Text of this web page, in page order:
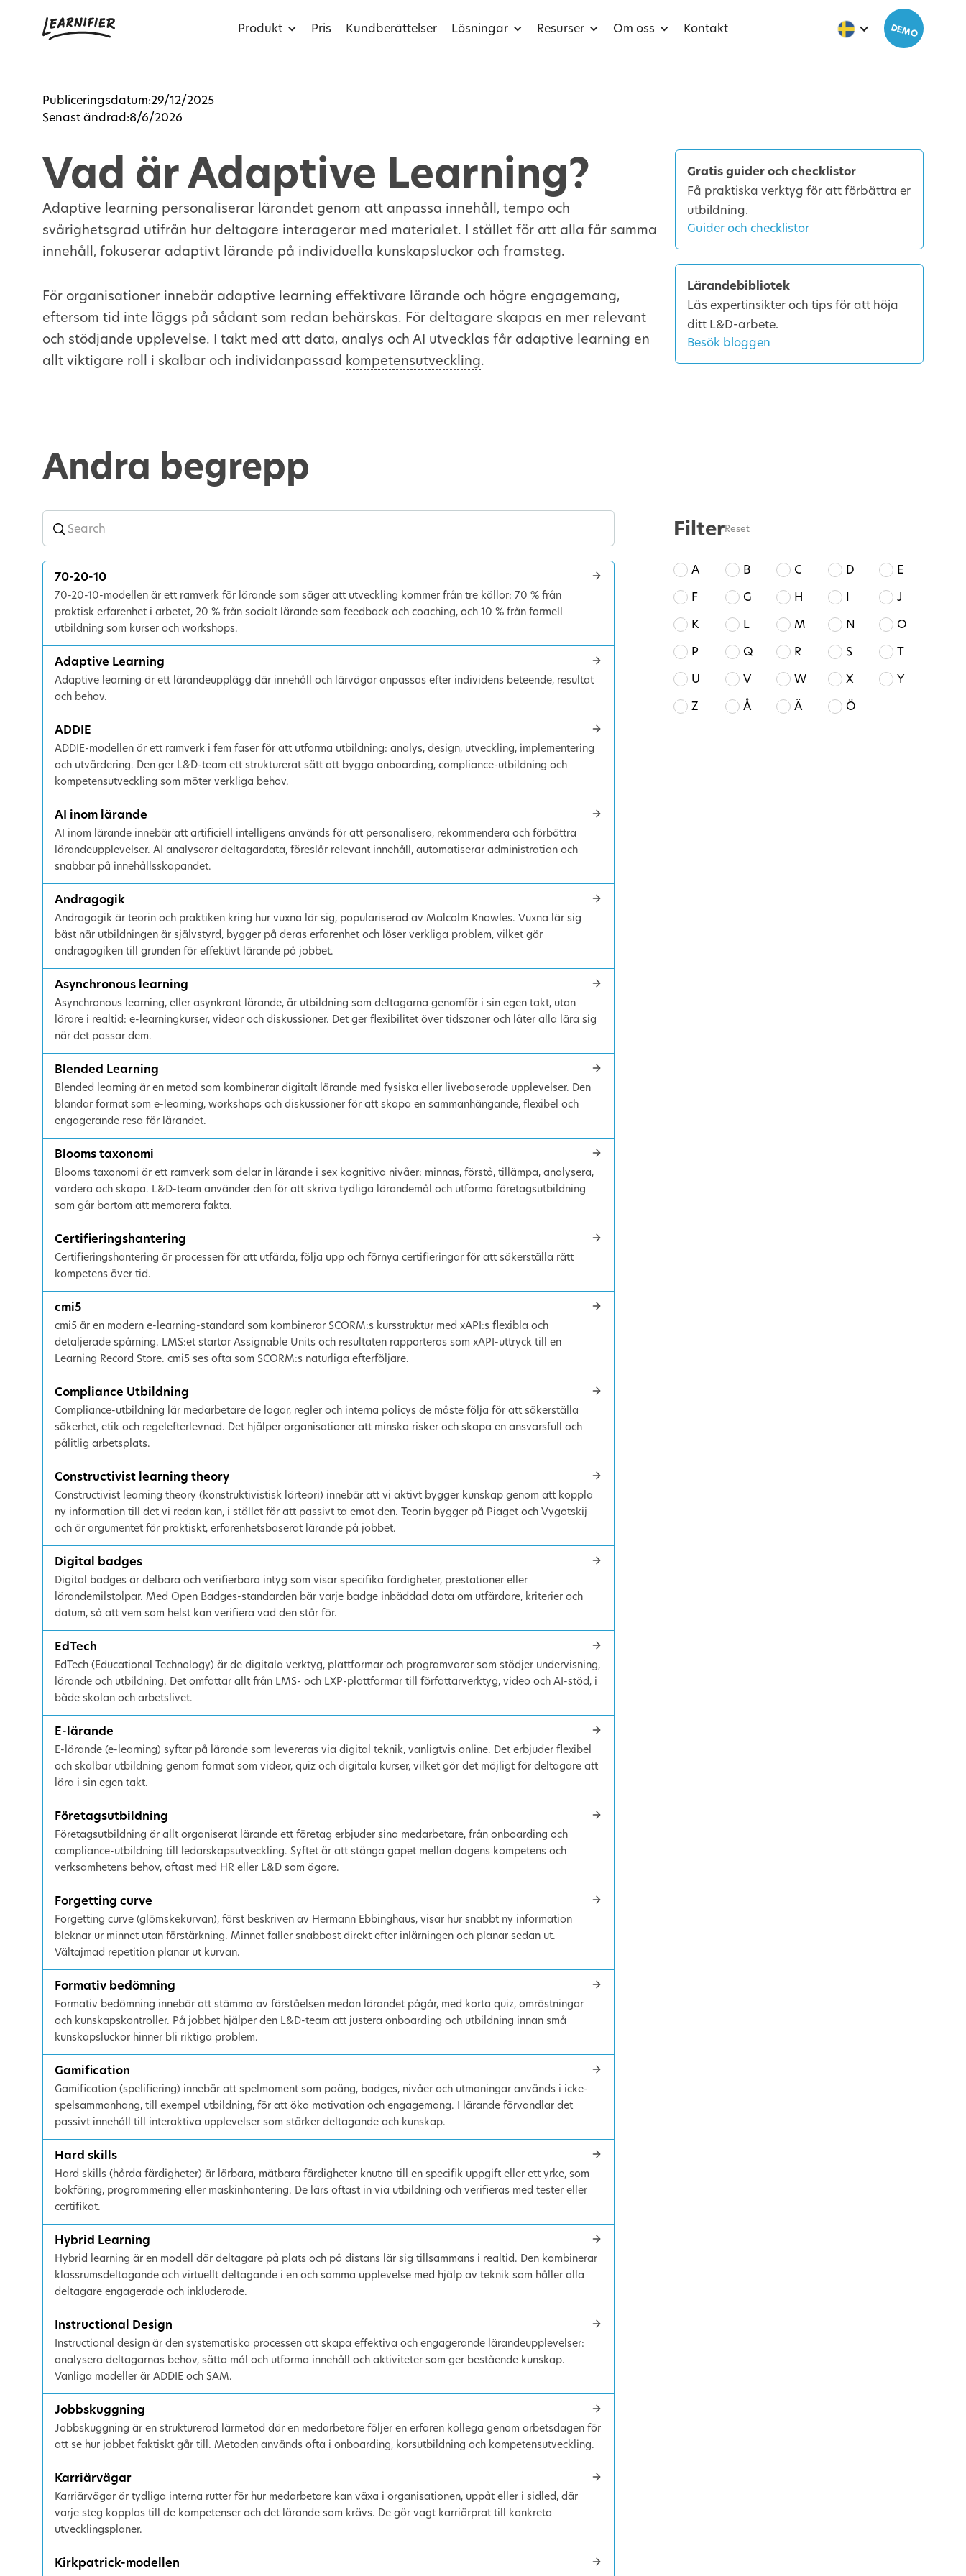
Produkt Pris Kundberättelser Lösningar Resurser Om oss Kontakt DEMO
Publiceringsdatum:29/12/2025
Senast ändrad:8/6/2026
Vad är Adaptive Learning?
Adaptive learning personaliserar lärandet genom att anpassa innehåll, tempo och
svårighetsgrad utifrån hur deltagare interagerar med materialet. I stället för att alla får samma
innehåll, fokuserar adaptivt lärande på individuella kunskapsluckor och framsteg.
För organisationer innebär adaptive learning effektivare lärande och högre engagemang,
eftersom tid inte läggs på sådant som redan behärskas. För deltagare skapas en mer relevant
och stödjande upplevelse. I takt med att data, analys och AI utvecklas får adaptive learning en
allt viktigare roll i skalbar och individanpassad kompetensutveckling.
Gratis guider och checklistor
Få praktiska verktyg för att förbättra er
utbildning.
Guider och checklistor
Lärandebibliotek
Läs expertinsikter och tips för att höja
ditt L&D-arbete.
Besök bloggen
Andra begrepp
70-20-10
70-20-10-modellen är ett ramverk för lärande som säger att utveckling kommer från tre källor: 70 % från
praktisk erfarenhet i arbetet, 20 % från socialt lärande som feedback och coaching, och 10 % från formell
utbildning som kurser och workshops.
Adaptive Learning
Adaptive learning är ett lärandeupplägg där innehåll och lärvägar anpassas efter individens beteende, resultat
och behov.
ADDIE
ADDIE-modellen är ett ramverk i fem faser för att utforma utbildning: analys, design, utveckling, implementering
och utvärdering. Den ger L&D-team ett strukturerat sätt att bygga onboarding, compliance-utbildning och
kompetensutveckling som möter verkliga behov.
AI inom lärande
AI inom lärande innebär att artificiell intelligens används för att personalisera, rekommendera och förbättra
lärandeupplevelser. AI analyserar deltagardata, föreslår relevant innehåll, automatiserar administration och
snabbar på innehållsskapandet.
Andragogik
Andragogik är teorin och praktiken kring hur vuxna lär sig, populariserad av Malcolm Knowles. Vuxna lär sig
bäst när utbildningen är självstyrd, bygger på deras erfarenhet och löser verkliga problem, vilket gör
andragogiken till grunden för effektivt lärande på jobbet.
Asynchronous learning
Asynchronous learning, eller asynkront lärande, är utbildning som deltagarna genomför i sin egen takt, utan
lärare i realtid: e-learningkurser, videor och diskussioner. Det ger flexibilitet över tidszoner och låter alla lära sig
när det passar dem.
Blended Learning
Blended learning är en metod som kombinerar digitalt lärande med fysiska eller livebaserade upplevelser. Den
blandar format som e-learning, workshops och diskussioner för att skapa en sammanhängande, flexibel och
engagerande resa för lärandet.
Blooms taxonomi
Blooms taxonomi är ett ramverk som delar in lärande i sex kognitiva nivåer: minnas, förstå, tillämpa, analysera,
värdera och skapa. L&D-team använder den för att skriva tydliga lärandemål och utforma företagsutbildning
som går bortom att memorera fakta.
Certifieringshantering
Certifieringshantering är processen för att utfärda, följa upp och förnya certifieringar för att säkerställa rätt
kompetens över tid.
cmi5
cmi5 är en modern e-learning-standard som kombinerar SCORM:s kursstruktur med xAPI:s flexibla och
detaljerade spårning. LMS:et startar Assignable Units och resultaten rapporteras som xAPI-uttryck till en
Learning Record Store. cmi5 ses ofta som SCORM:s naturliga efterföljare.
Compliance Utbildning
Compliance-utbildning lär medarbetare de lagar, regler och interna policys de måste följa för att säkerställa
säkerhet, etik och regelefterlevnad. Det hjälper organisationer att minska risker och skapa en ansvarsfull och
pålitlig arbetsplats.
Constructivist learning theory
Constructivist learning theory (konstruktivistisk lärteori) innebär att vi aktivt bygger kunskap genom att koppla
ny information till det vi redan kan, i stället för att passivt ta emot den. Teorin bygger på Piaget och Vygotskij
och är argumentet för praktiskt, erfarenhetsbaserat lärande på jobbet.
Digital badges
Digital badges är delbara och verifierbara intyg som visar specifika färdigheter, prestationer eller
lärandemilstolpar. Med Open Badges-standarden bär varje badge inbäddad data om utfärdare, kriterier och
datum, så att vem som helst kan verifiera vad den står för.
EdTech
EdTech (Educational Technology) är de digitala verktyg, plattformar och programvaror som stödjer undervisning,
lärande och utbildning. Det omfattar allt från LMS- och LXP-plattformar till författarverktyg, video och AI-stöd, i
både skolan och arbetslivet.
E-lärande
E-lärande (e-learning) syftar på lärande som levereras via digital teknik, vanligtvis online. Det erbjuder flexibel
och skalbar utbildning genom format som videor, quiz och digitala kurser, vilket gör det möjligt för deltagare att
lära i sin egen takt.
Företagsutbildning
Företagsutbildning är allt organiserat lärande ett företag erbjuder sina medarbetare, från onboarding och
compliance-utbildning till ledarskapsutveckling. Syftet är att stänga gapet mellan dagens kompetens och
verksamhetens behov, oftast med HR eller L&D som ägare.
Forgetting curve
Forgetting curve (glömskekurvan), först beskriven av Hermann Ebbinghaus, visar hur snabbt ny information
bleknar ur minnet utan förstärkning. Minnet faller snabbast direkt efter inlärningen och planar sedan ut.
Vältajmad repetition planar ut kurvan.
Formativ bedömning
Formativ bedömning innebär att stämma av förståelsen medan lärandet pågår, med korta quiz, omröstningar
och kunskapskontroller. På jobbet hjälper den L&D-team att justera onboarding och utbildning innan små
kunskapsluckor hinner bli riktiga problem.
Gamification
Gamification (spelifiering) innebär att spelmoment som poäng, badges, nivåer och utmaningar används i icke-
spelsammanhang, till exempel utbildning, för att öka motivation och engagemang. I lärande förvandlar det
passivt innehåll till interaktiva upplevelser som stärker deltagande och kunskap.
Hard skills
Hard skills (hårda färdigheter) är lärbara, mätbara färdigheter knutna till en specifik uppgift eller ett yrke, som
bokföring, programmering eller maskinhantering. De lärs oftast in via utbildning och verifieras med tester eller
certifikat.
Hybrid Learning
Hybrid learning är en modell där deltagare på plats och på distans lär sig tillsammans i realtid. Den kombinerar
klassrumsdeltagande och virtuellt deltagande i en och samma upplevelse med hjälp av teknik som håller alla
deltagare engagerade och inkluderade.
Instructional Design
Instructional design är den systematiska processen att skapa effektiva och engagerande lärandeupplevelser:
analysera deltagarnas behov, sätta mål och utforma innehåll och aktiviteter som ger bestående kunskap.
Vanliga modeller är ADDIE och SAM.
Jobbskuggning
Jobbskuggning är en strukturerad lärmetod där en medarbetare följer en erfaren kollega genom arbetsdagen för
att se hur jobbet faktiskt går till. Metoden används ofta i onboarding, korsutbildning och kompetensutveckling.
Karriärvägar
Karriärvägar är tydliga interna rutter för hur medarbetare kan växa i organisationen, uppåt eller i sidled, där
varje steg kopplas till de kompetenser och det lärande som krävs. De gör vagt karriärprat till konkreta
utvecklingsplaner.
Kirkpatrick-modellen
FilterReset
A B C D
E
F
G H I
J
K
L M N
O
P
Q R S
T
U
V W X
Y
Z
Å Ä Ö